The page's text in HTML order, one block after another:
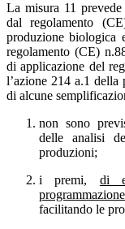
La misura 11
dal regolamento
produzione biologica
regolamento (CE)
di applicazione del
l’azione 214 a.1 della
di alcune
non sono
delle analisi
produzioni;
i premi, di
programmazione
facilitando le